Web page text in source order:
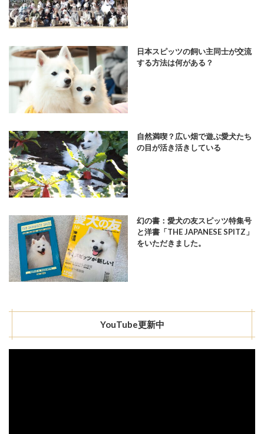
日本スピッツの飼い主同士が交流
する方法は何がある？
自然満喫？広い畑で遊ぶ愛犬たち
の目が活き活きしている
幻の書：愛犬の友スピッツ特集号
と洋書「THE JAPANESE SPITZ」
をいただきました。
YouTube更新中